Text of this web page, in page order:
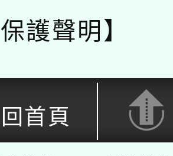
護聲明】
首頁